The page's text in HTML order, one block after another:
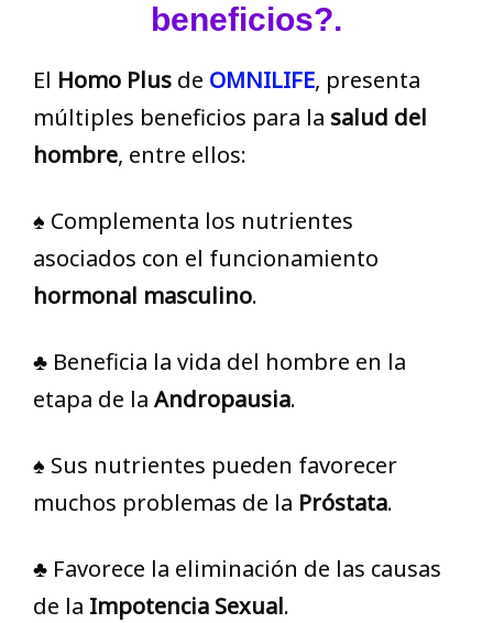
beneficios?.
El Homo Plus de OMNILIFE, presenta
múltiples beneficios para la salud del
hombre, entre ellos:
♠ Complementa los nutrientes
asociados con el funcionamiento
hormonal masculino.
♣ Beneficia la vida del hombre en la
etapa de la Andropausia.
♠ Sus nutrientes pueden favorecer
muchos problemas de la Próstata.
♣ Favorece la eliminación de las causas
de la Impotencia Sexual.